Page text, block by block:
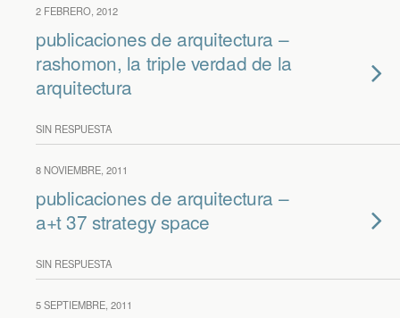
2 FEBRERO, 2012
publicaciones de arquitectura –
rashomon, la triple verdad de la
arquitectura
SIN RESPUESTA
8 NOVIEMBRE, 2011
publicaciones de arquitectura –
a+t 37 strategy space
SIN RESPUESTA
5 SEPTIEMBRE, 2011